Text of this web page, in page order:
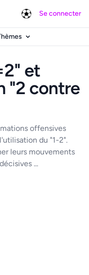
Se connecter
et
"2 contre
offensives
du "1-2".
leurs mouvements
...